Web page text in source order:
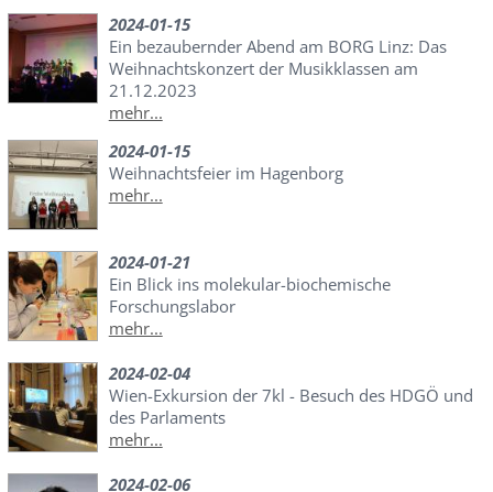
2024-01-15
Ein bezaubernder Abend am BORG Linz: Das
Weihnachtskonzert der Musikklassen am
21.12.2023
mehr...
2024-01-15
Weihnachtsfeier im Hagenborg
mehr...
2024-01-21
Ein Blick ins molekular-biochemische
Forschungslabor
mehr...
2024-02-04
Wien-Exkursion der 7kl - Besuch des HDGÖ und
des Parlaments
mehr...
2024-02-06